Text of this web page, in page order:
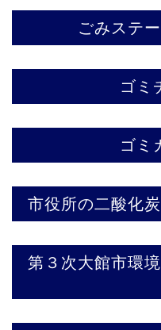
ごみステ
ゴミ
ゴミ
市役所の二酸化
第３次大館市環